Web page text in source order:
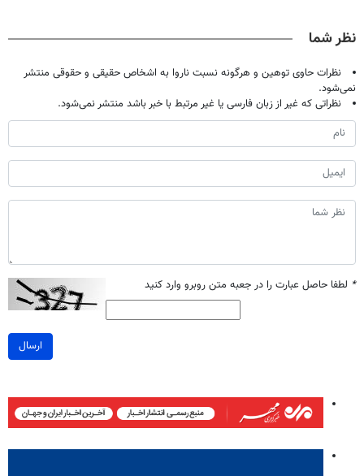
نظر شما
نظرات حاوی توهین و هرگونه نسبت ناروا به اشخاص حقیقی و حقوقی منتشر
نمی‌شود.
نظراتی که غیر از زبان فارسی یا غیر مرتبط با خبر باشد منتشر نمی‌شود.
* لطفا حاصل عبارت را در جعبه متن روبرو وارد کنید
ارسال